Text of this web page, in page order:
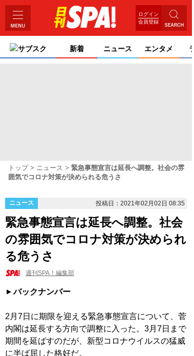
ログイン
会員登録
サブスク 新着 ニュース エンタメ
トップ ニュース
緊急事態宣言は延長へ調整。社会の雰
囲気でコロナ対策が決められる危うさ
ニュース 投稿日：2021年02月02日 08:35
緊急事態宣言は延長へ調整。社会
の雰囲気でコロナ対策が決められ
る危うさ
週刊SPA！編集部
バックナンバー
2月7日に期限を迎える緊急事態宣言について、菅
内閣は延長する方向で調整に入った。3月7日まで
期間を延ばすのだが、新型コロナウイルスの猛威
に半ば屈した格好だ。